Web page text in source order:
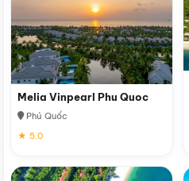
Melia Vinpearl Phu Quoc
Phú Quốc
★ 5.0